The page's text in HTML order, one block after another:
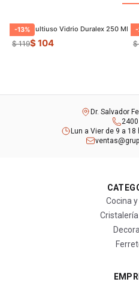
-13%
Bowl Multiuso Vidrio Duralex 250 Ml
$ 119$ 104
-
$
Dr. Salvador
Lun a Vier de 9 a 18
Cocina